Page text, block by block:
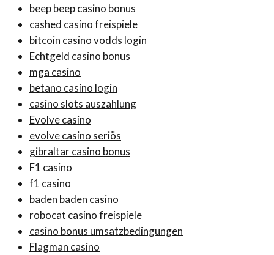
beep beep casino bonus
cashed casino freispiele
bitcoin casino vodds login
Echtgeld casino bonus
mga casino
betano casino login
casino slots auszahlung
Evolve casino
evolve casino seriös
gibraltar casino bonus
F1 casino
f1 casino
baden baden casino
robocat casino freispiele
casino bonus umsatzbedingungen
Flagman casino